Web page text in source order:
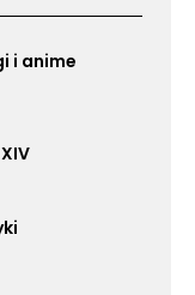
i anime